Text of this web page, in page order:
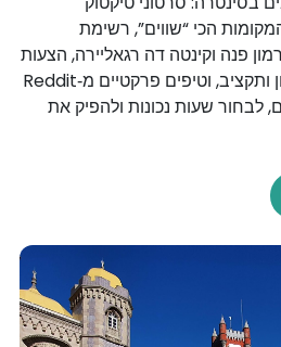
הכי “שווים”, רשימת
פנה וקינטה דה רגאליירה, הצעות
למלונות ומסעדות לפי סגנון ותקציב, וטיפים פרקטיים מ‑Reddit
לבחור שעות נכונות ולהפיק את